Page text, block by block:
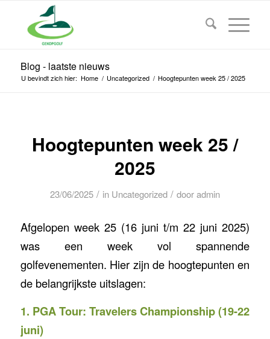
Blog - laatste nieuws
U bevindt zich hier: Home / Uncategorized / Hoogtepunten week 25 / 2025
Hoogtepunten week 25 /
2025
23/06/2025 / in Uncategorized / dooradmin
Afgelopen week 25 (16 juni t/m 22 juni 2025)
was een week vol spannende
golfevenementen. Hier zijn de hoogtepunten en
de belangrijkste uitslagen:
1. PGA Tour: Travelers Championship (19-22
juni)